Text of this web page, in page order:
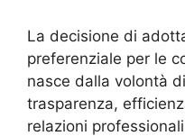
La decisione di
preferenziale per le
nasce dalla volontà
trasparenza,
relazioni